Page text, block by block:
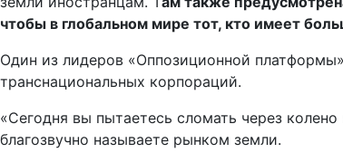
чтобы в глобальном мире тот, кто имеет
Один из лидеров «Оппозиционной
транснациональных корпораций.
«Сегодня вы пытаетесь сломать через
благозвучно называете рынком земли.